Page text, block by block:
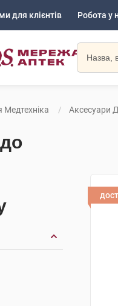
для клієнтів Робота у
Аксесуари